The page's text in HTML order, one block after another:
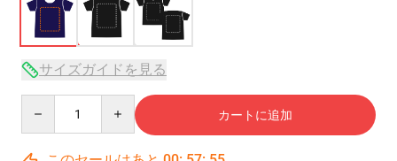
サイズガイドを見る
カートに追加